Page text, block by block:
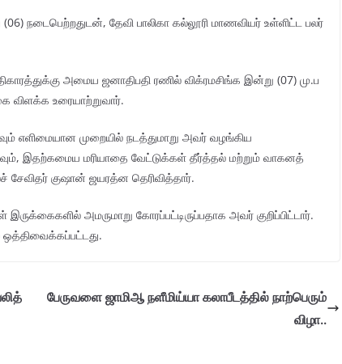
நடைபெற்றதுடன், தேவி பாலிகா கல்லூரி மாணவியர் உள்ளிட்ட பலர்
அமைய ஜனாதிபதி ரணில் விக்ரமசிங்க இன்று (07) மு.ப
விளக்க உரையாற்றுவார்.
எளிமையான முறையில் நடத்துமாறு அவர் வழங்கிய
இதற்கமைய மரியாதை வேட்டுக்கள் தீர்த்தல் மற்றும் வாகனத்
குஷான் ஜயரத்ன தெரிவித்தார்.
அமருமாறு கோரப்பட்டிருப்பதாக அவர் குறிப்பிட்டார்.
ஒத்திவைக்கப்பட்டது.
பேருவளை ஜாமிஆ நளீமிய்யா கலாபீடத்தில் நாற்பெரும்
விழா..